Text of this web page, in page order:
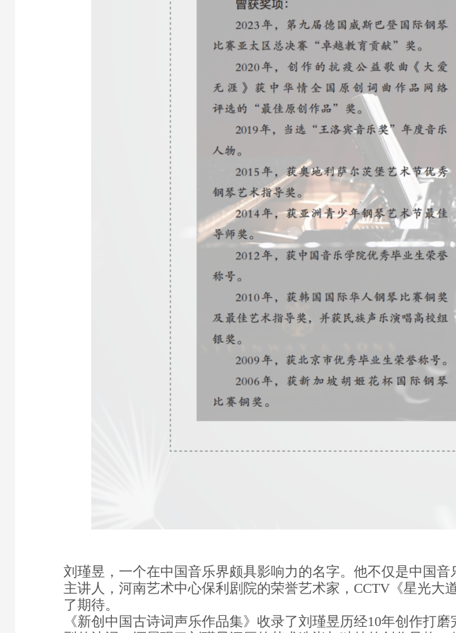
刘瑾昱，一个在中国音乐界颇具影响力的名字。他不仅是中国
主讲人，河南艺术中心保利剧院的荣誉艺术家，CCTV《星光
了期待。
《新创中国古诗词声乐作品集》收录了刘瑾昱历经10年创作打